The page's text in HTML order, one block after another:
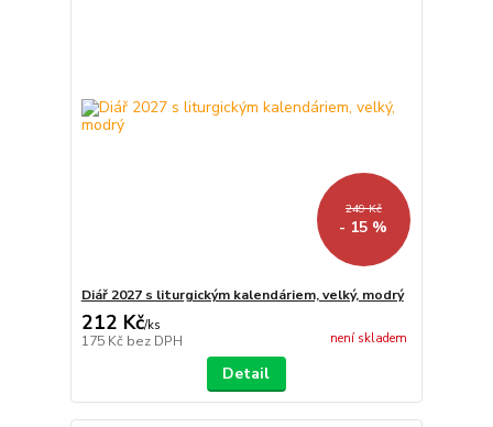
249 Kč
- 15 %
Diář 2027 s liturgickým kalendáriem, velký, modrý
212 Kč/ks
175 Kč bez DPH není skladem
Detail